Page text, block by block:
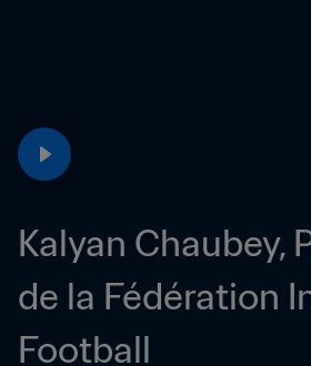
Kalyan Chaubey,
de la Fédération
Football